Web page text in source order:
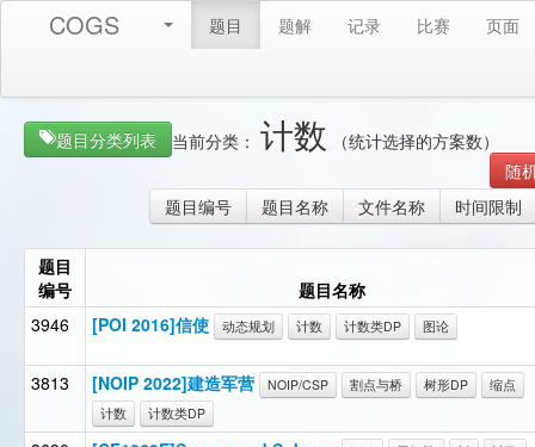
COGS 题目 题解 记录 比赛 页面
题目分类列表 当前分类： 计数 （统计选择的方案数）
随
题目编号
题目名称 文件名称 时间限制
题目
编号
题目名称
3946
[POI 2016]信使 动态规划 计数 计数类DP 图论
3813 [NOIP 2022]建造军营 NOIP/CSP 割点与桥 树形DP
缩点
计数
计数类DP